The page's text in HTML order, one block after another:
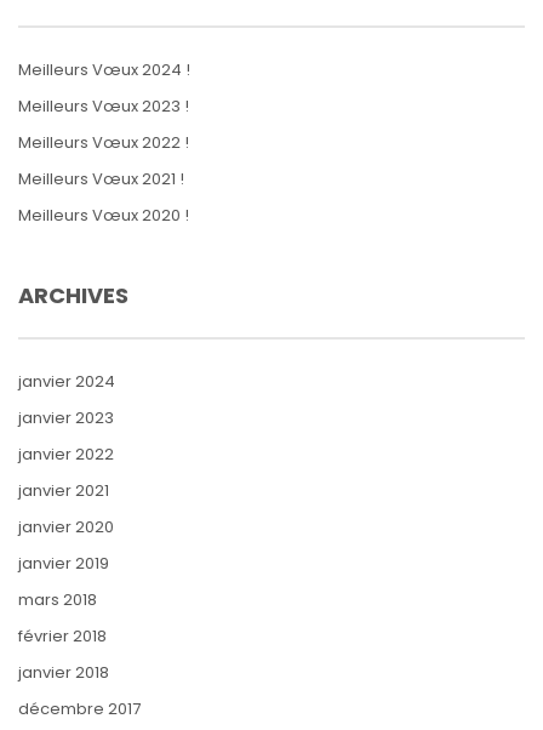
Meilleurs Vœux 2024 !
Meilleurs Vœux 2023 !
Meilleurs Vœux 2022 !
Meilleurs Vœux 2021 !
Meilleurs Vœux 2020 !
ARCHIVES
janvier 2024
janvier 2023
janvier 2022
janvier 2021
janvier 2020
janvier 2019
mars 2018
février 2018
janvier 2018
décembre 2017